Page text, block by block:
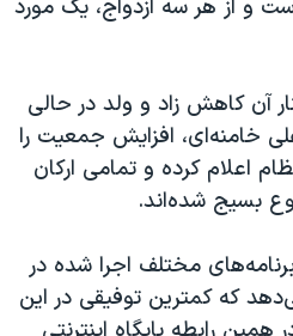
و از هر سه ازدواج، یک مورد
آن کاهش زاد و ولد در حالی
خامنه‌ای، افزایش جمعیت را
اعلام کرده و تمامی ارکان
بسیج شده‌اند.
مختلف اجرا شده در
که کمترین توفیقی در این